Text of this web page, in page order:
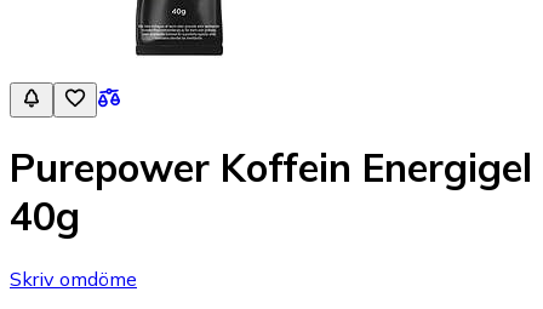
Purepower Koffein Energigel
40g
Skriv omdöme